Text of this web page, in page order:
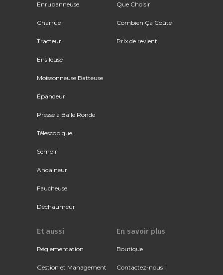
Enrubanneuse
Charrue
Tracteur
Ensileuse
Moissonneuse Batteuse
Épandeur
Presse à Balle Ronde
Télescopique
Semoir
Andaineur
Faucheuse
Déchaumeur
Que Choisir
Combien Ça Coûte
Prix de revient
Et aussi
Réglementation
Gestion et Management
En savoir plus
Boutique
Contactez-nous !